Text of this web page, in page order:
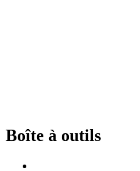
Boîte à outils